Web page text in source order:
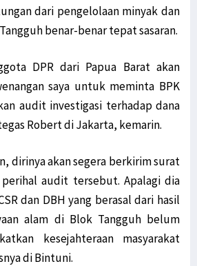
dari pengelolaan minyak dan
benar-benar tepat sasaran.
DPR dari Papua Barat akan
saya untuk meminta BPK
audit investigasi terhadap dana
Robert di Jakarta, kemarin.
dirinya akan segera berkirim surat
perihal audit tersebut. Apalagi dia
dan DBH yang berasal dari hasil
alam di Blok Tangguh belum
kesejahteraan masyarakat
di Bintuni.